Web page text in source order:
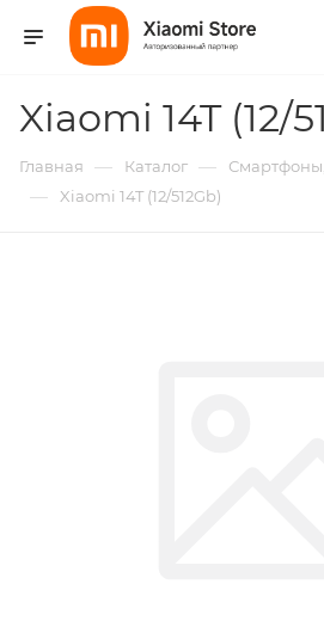
Xiaomi 14T (12/
Главная — Каталог —
— Xiaomi 14T (12/512Gb)